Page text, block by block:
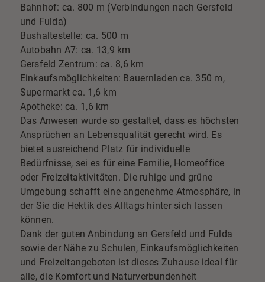
Bahnhof: ca. 800 m (Verbindungen nach Gersfeld
und Fulda)
Bushaltestelle: ca. 500 m
Autobahn A7: ca. 13,9 km
Gersfeld Zentrum: ca. 8,6 km
Einkaufsmöglichkeiten: Bauernladen ca. 350 m,
Supermarkt ca. 1,6 km
Apotheke: ca. 1,6 km
Das Anwesen wurde so gestaltet, dass es höchsten
Ansprüchen an Lebensqualität gerecht wird. Es
bietet ausreichend Platz für individuelle
Bedürfnisse, sei es für eine Familie, Homeoffice
oder Freizeitaktivitäten. Die ruhige und grüne
Umgebung schafft eine angenehme Atmosphäre, in
der Sie die Hektik des Alltags hinter sich lassen
können.
Dank der guten Anbindung an Gersfeld und Fulda
sowie der Nähe zu Schulen, Einkaufsmöglichkeiten
und Freizeitangeboten ist dieses Zuhause ideal für
alle, die Komfort und Naturverbundenheit